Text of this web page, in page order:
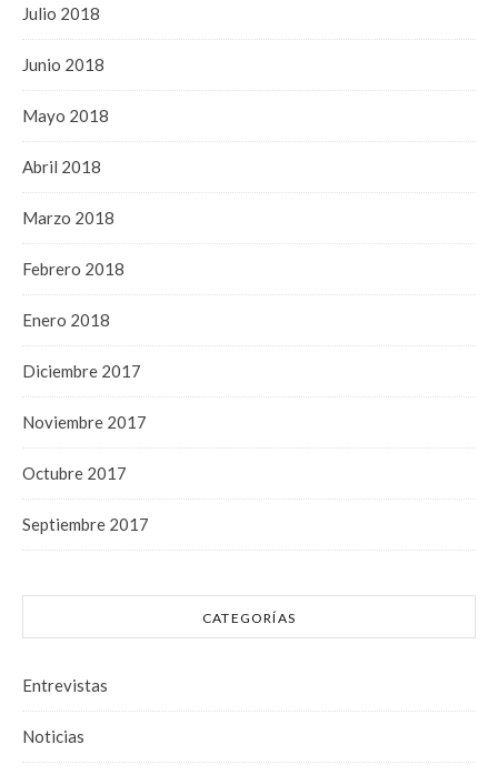
Julio 2018
Junio 2018
Mayo 2018
Abril 2018
Marzo 2018
Febrero 2018
Enero 2018
Diciembre 2017
Noviembre 2017
Octubre 2017
Septiembre 2017
CATEGORÍAS
Entrevistas
Noticias